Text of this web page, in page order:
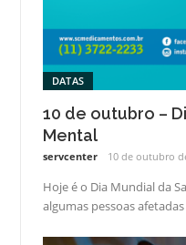
DATAS
10 de outubro –
Mental
servcenter 10 de outubro
Hoje é o Dia Mundial da
algumas pessoas